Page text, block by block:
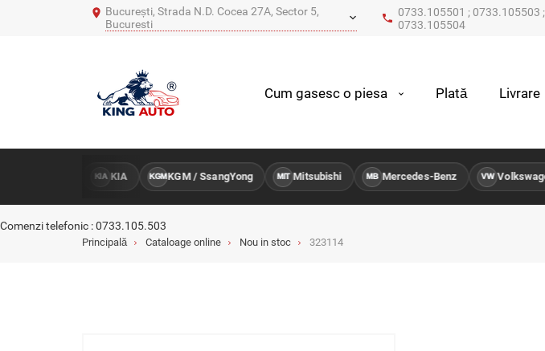
București, Strada N.D. Cocea 27A, Sector 5,
Bucuresti
0733.105501 ; 0733.105503 ;
0733.105504
Cum gasesc o piesa Plată Livrare
KIA KGMKGM / SsangYong MIT Mitsubishi MB Mercedes-Benz VW Volkswagen
Comenzi telefonic : 0733.105.503
Principală Cataloage online Nou in stoc 323114